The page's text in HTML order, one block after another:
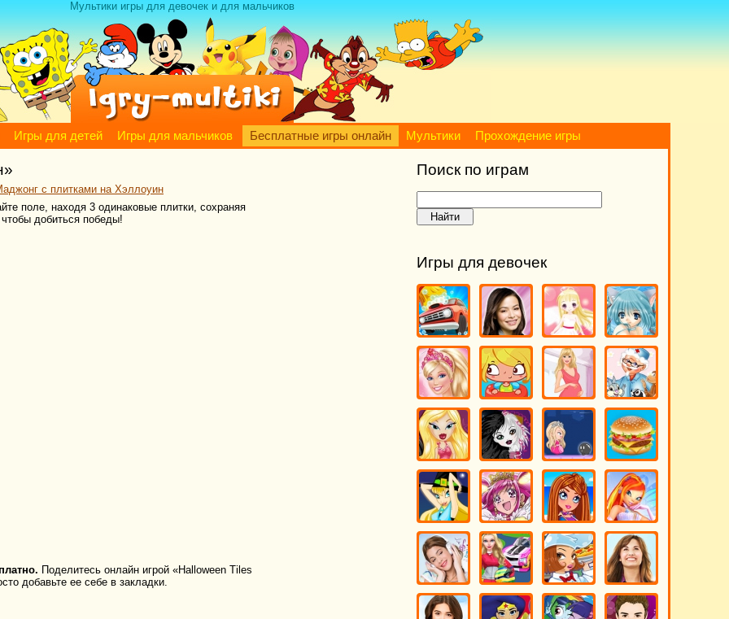
Мультики игры для девочек и для мальчиков
Игры для детей Игры для мальчиков Бесплатные игры онлайн Мультики Прохождение игры
с плитками на Хэллоуин
поле, находя 3 одинаковые плитки, сохраняя
добиться победы!
Поделитесь онлайн игрой «Halloween Tiles
добавьте ее себе в закладки.
Поиск по играм
Игры для девочек